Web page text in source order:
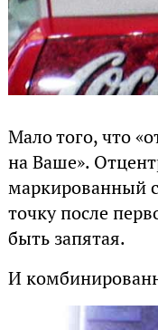
Мало того, что
на Ваше».
маркированный
точку после
быть запятая.
И